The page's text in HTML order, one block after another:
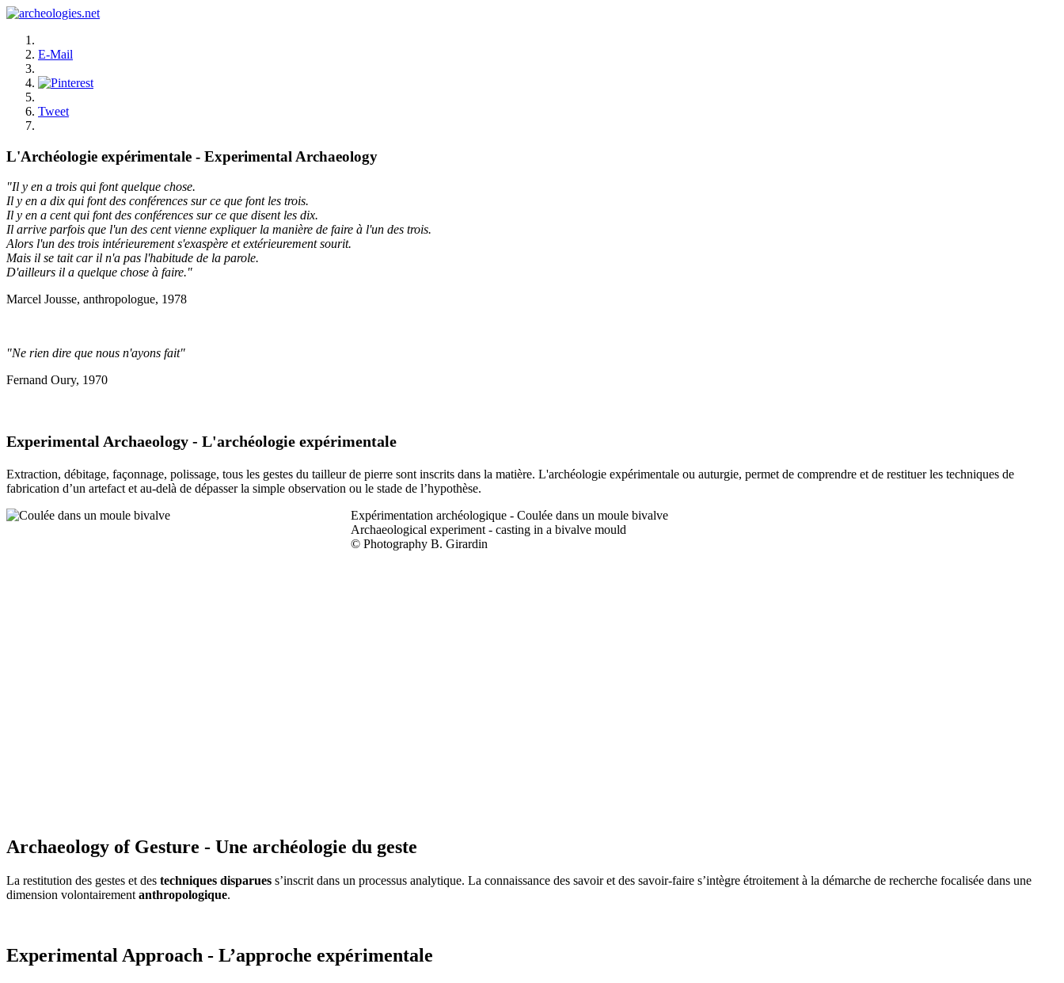
E-Mail
Tweet
L'Archéologie expérimentale - Experimental Archaeology
"Il y en a trois qui font quelque chose.
Il y en a dix qui font des conférences sur ce que font les trois.
Il y en a cent qui font des conférences sur ce que disent les dix.
Il arrive parfois que l'un des cent vienne expliquer la manière de faire à l'un des trois.
Alors l'un des trois intérieurement s'exaspère et extérieurement sourit.
Mais il se tait car il n'a pas l'habitude de la parole.
D'ailleurs il a quelque chose à faire."
Marcel Jousse, anthropologue, 1978
"Ne rien dire que nous n'ayons fait"
Fernand Oury, 1970
Experimental Archaeology - L'archéologie expérimentale
Extraction, débitage, façonnage, polissage, tous les gestes du tailleur de pierre sont inscrits dans la matière. L'archéologie expérimentale ou auturgie, permet de comprendre et de restituer les techniques de
fabrication d’un artefact et au-delà de dépasser la simple observation ou le stade de l’hypothèse.
Expérimentation archéologique - Coulée dans un moule bivalve
Archaeological experiment - casting in a bivalve mould
© Photography B. Girardin
Archaeology of Gesture - Une archéologie du geste
La restitution des gestes et des techniques disparues s’inscrit dans un processus analytique. La connaissance des savoir et des savoir-faire s’intègre étroitement à la démarche de recherche focalisée dans une
dimension volontairement anthropologique.
Experimental Approach - L’approche expérimentale